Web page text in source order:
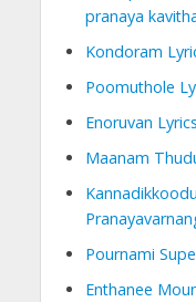
pranaya
Kondoram
Poomuthole
Enoruvan
Maanam
Pournami
Enthanee